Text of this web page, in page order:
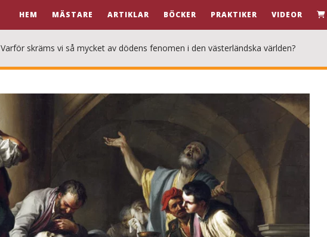
HEM MÄSTARE ARTIKLAR BÖCKER PRAKTIKER VIDEOR
Varför skräms vi så mycket av dödens fenomen i den västerländska världen?